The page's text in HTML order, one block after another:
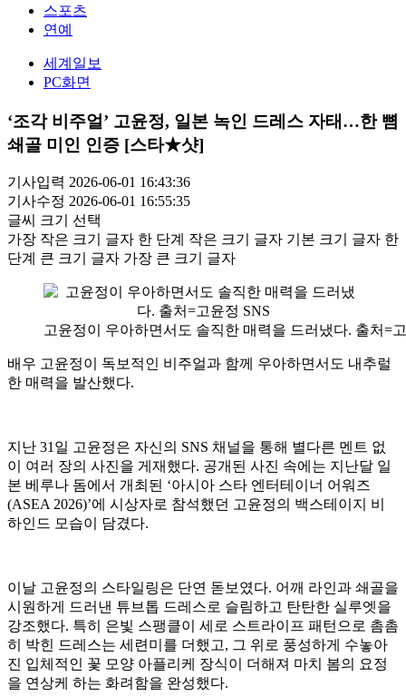
스포츠
연예
세계일보
PC화면
‘조각 비주얼’ 고윤정, 일본 녹인 드레스 자태…한 뼘
쇄골 미인 인증 [스타★샷]
기사입력 2026-06-01 16:43:36
기사수정 2026-06-01 16:55:35
글씨 크기 선택
가장 작은 크기 글자 한 단계 작은 크기 글자 기본 크기 글자 한
단계 큰 크기 글자 가장 큰 크기 글자
고윤정이 우아하면서도 솔직한 매력을 드러냈다. 출처=
배우 고윤정이 독보적인 비주얼과 함께 우아하면서도 내추럴
한 매력을 발산했다.
지난 31일 고윤정은 자신의 SNS 채널을 통해 별다른 멘트 없
이 여러 장의 사진을 게재했다. 공개된 사진 속에는 지난달 일
본 베루나 돔에서 개최된 ‘아시아 스타 엔터테이너 어워즈
(ASEA 2026)’에 시상자로 참석했던 고윤정의 백스테이지 비
하인드 모습이 담겼다.
이날 고윤정의 스타일링은 단연 돋보였다. 어깨 라인과 쇄골을
시원하게 드러낸 튜브톱 드레스로 슬림하고 탄탄한 실루엣을
강조했다. 특히 은빛 스팽클이 세로 스트라이프 패턴으로 촘촘
히 박힌 드레스는 세련미를 더했고, 그 위로 풍성하게 수놓아
진 입체적인 꽃 모양 아플리케 장식이 더해져 마치 봄의 요정
을 연상케 하는 화려함을 완성했다.